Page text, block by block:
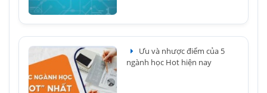
Ưu và nhược điểm của 5
ngành học Hot hiện nay